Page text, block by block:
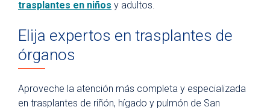
trasplantes en niños y adultos.
Elija expertos en trasplantes de
órganos
Aproveche la atención más completa y especializada
en trasplantes de riñón, hígado y pulmón de San